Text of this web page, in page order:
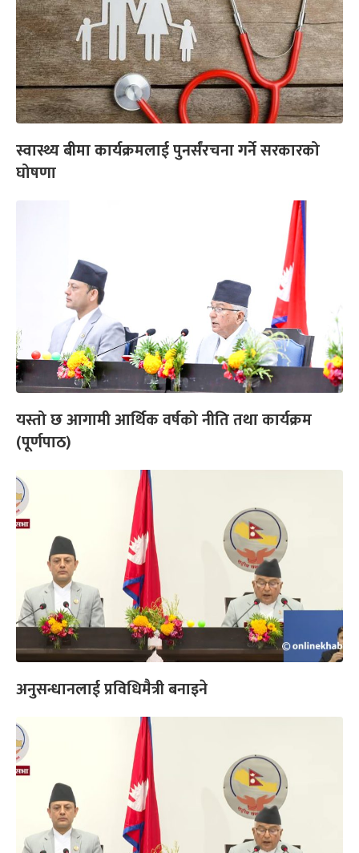
स्वास्थ्य बीमा कार्यक्रमलाई पुनर्संरचना गर्ने सरकारको
घोषणा
यस्तो छ आगामी आर्थिक वर्षको नीति तथा कार्यक्रम
(पूर्णपाठ)
अनुसन्धानलाई प्रविधिमैत्री बनाइने